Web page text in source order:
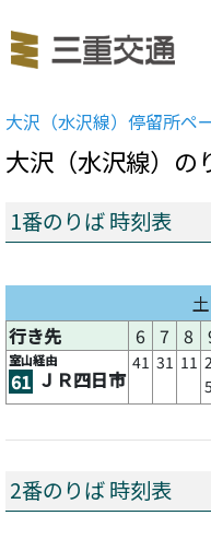
大沢（水沢線） 停留所ペ
大沢（水沢線） の
1番のりば 時刻表
行き先
6 7 8
室山経由
61 ＪＲ四日市
41 31 11
2番のりば 時刻表